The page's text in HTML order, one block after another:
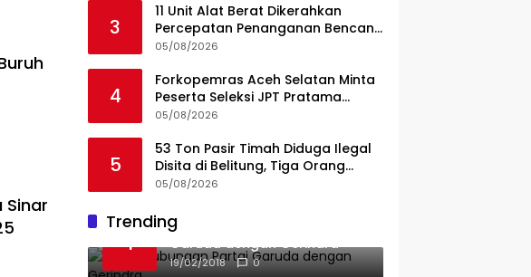
Sinar
PT KAP Melintas Jalan Umum
3
11 Unit Alat Berat Dikerahkan
Percepatan Penanganan Bencana
di Kelurahan Sipange Kecamatan
05/08/2026
4
Forkopemras Aceh Selatan Minta
Peserta Seleksi JPT Pratama
Andalkan Kompetensi dan
05/08/2026
5
53 Ton Pasir Timah Diduga Ilegal
Disita di Belitung, Tiga Orang
Diamankan, Dua Masih Diburu
05/08/2026
Trending
1
Ini Dia Hubungan Partai
Garuda dengan Gerindra
19/02/2018 0